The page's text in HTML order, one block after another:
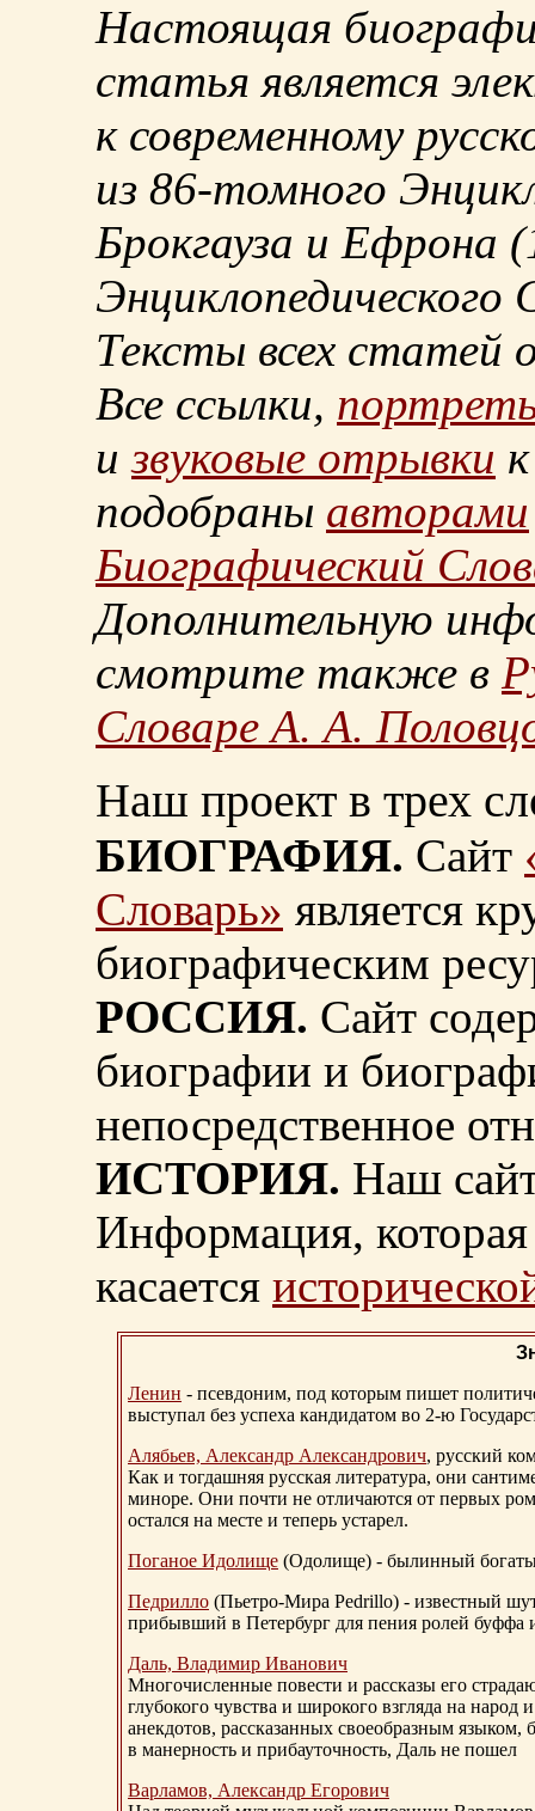
Настоящая
статья является
к современному
из 86-томного
Брокгауза и Ефрона
Энциклопедического
Тексты всех статей
Все ссылки,
извуковые отрывки
подобраны авторами
Биографический
Дополнительную
смотрите также в
Словаре А. А.
Наш проект в трех
БИОГРАФИЯ. Сайт
Словарь» является
биографическим
РОССИЯ. Сайт
биографии и
непосредственное
ИСТОРИЯ. Наш
Информация, которая
касается
Ленин - псевдоним, под которым пишет
выступал без успеха кандидатом во 2-ю
Алябьев, Александр Александрович, русский
Как и тогдашняя русская литература, они
миноре. Они почти не отличаются от первых
остался на месте и теперь устарел.
Поганое Идолище (Одолище) - былинный
Педрилло (Пьетро-Мира Pedrillo) - известный
прибывший в Петербург для пения ролей буффа
Даль, Владимир Иванович
Многочисленные повести и рассказы его
глубокого чувства и широкого взгляда на
анекдотов, рассказанных своеобразным
в манерность и прибауточность, Даль не пошел
Варламов, Александр Егорович